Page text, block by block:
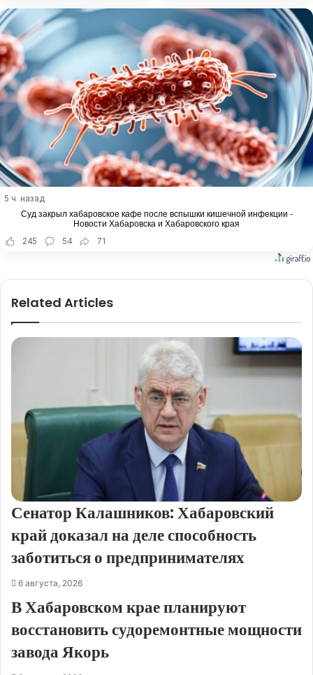
5 ч. назад
Суд закрыл хабаровское кафе после вспышки кишечной инфекции -
Новости Хабаровска и Хабаровского края
245
54 71
Related Articles
Сенатор Калашников: Хабаровский
край доказал на деле способность
заботиться о предпринимателях
6 августа, 2026
В Хабаровском крае планируют
восстановить судоремонтные мощности
завода Якорь